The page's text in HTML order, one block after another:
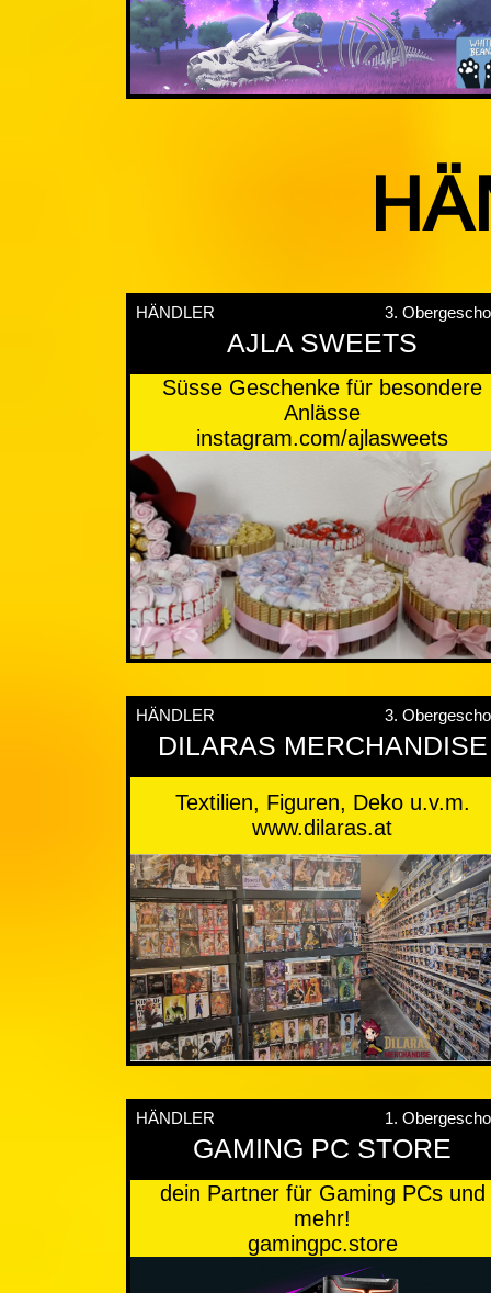
HÄNDLER 3.
AJLA SWEETS
Süsse Geschenke für besondere
Anlässe
instagram.com/ajlasweets
HÄNDLER 3.
DILARAS MERCHANDISE
Textilien, Figuren, Deko u.v.m.
www.dilaras.at
HÄNDLER 1.
GAMING PC STORE
dein Partner für Gaming PCs und
mehr!
gamingpc.store